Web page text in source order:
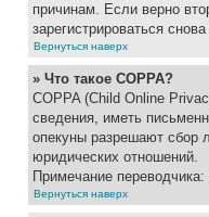
причинам. Если верно
зарегистрироваться
Вернуться наверх
» Что такое COPPA?
COPPA (Child Online
сведения, иметь
опекуны разрешают сбор
юридических отношений.
Примечание
Вернуться наверх